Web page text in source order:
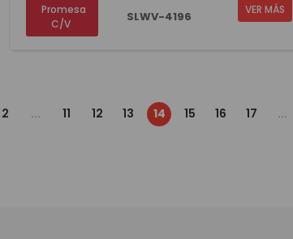
Promesa
C/V
SLWV-4196 VER MÁS
2 ... 11 12 13 14 15 16 17 ...